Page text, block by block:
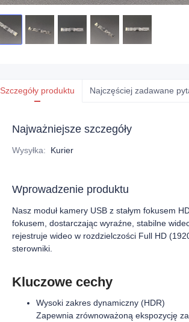
Szczegóły produktu Najczęściej zadawane
Najważniejsze szczegóły
Wysyłka: Kurier
Wprowadzenie produktu
Nasz moduł kamery USB z stałym fokusem
fokusem, dostarczając wyraźne, stabilne
rejestruje wideo w rozdzielczości Full HD
sterowniki.
Kluczowe cechy
Wysoki zakres dynamiczny (HDR)
Zapewnia zrównoważoną ekspozycję